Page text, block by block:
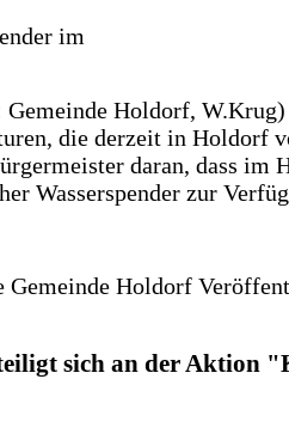
Gemeinde Holdorf,
die derzeit in Holdorf
daran, dass im
Wasserspender zur
Gemeinde Holdorf
sich an der Aktion